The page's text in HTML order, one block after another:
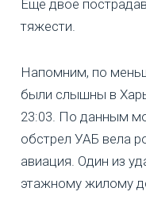
Еще двое
тяжести.
Напомним, по
были слышны в
23:03. По данным
обстрел УАБ вела
авиация. Один из
этажному жилому